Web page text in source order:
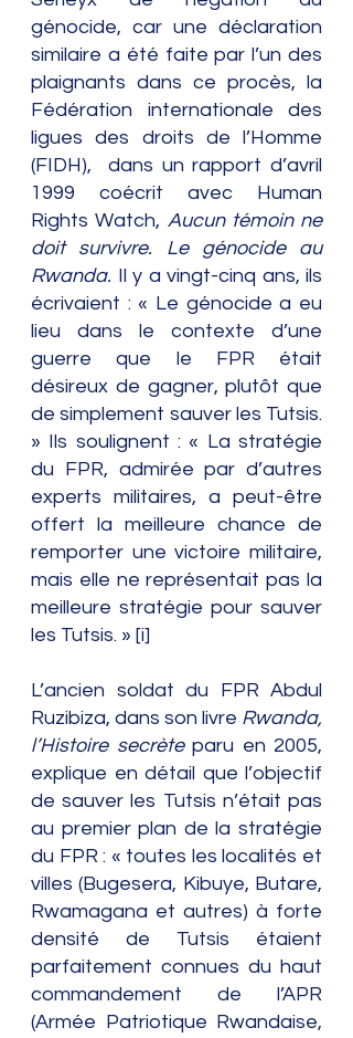
génocide, car une déclaration
similaire a été faite par l’un des
plaignants dans ce procès, la
Fédération internationale des
ligues des droits de l’Homme
(FIDH),  dans un rapport d’avril
1999 coécrit avec Human
Rights Watch, Aucun témoin ne
doit survivre. Le génocide au
Rwanda. Il y a vingt-cinq ans, ils
écrivaient : « Le génocide a eu
lieu dans le contexte d’une
guerre que le FPR était
désireux de gagner, plutôt que
de simplement sauver les Tutsis.
» Ils soulignent : « La stratégie
du FPR, admirée par d’autres
experts militaires, a peut-être
offert la meilleure chance de
remporter une victoire militaire,
mais elle ne représentait pas la
meilleure stratégie pour sauver
les Tutsis. » [i]
L’ancien soldat du FPR Abdul
Ruzibiza, dans son livre Rwanda,
l’Histoire secrète paru en 2005,
explique en détail que l’objectif
de sauver les Tutsis n’était pas
au premier plan de la stratégie
du FPR : « toutes les localités et
villes (Bugesera, Kibuye, Butare,
Rwamagana et autres) à forte
densité de Tutsis étaient
parfaitement connues du haut
(Armée Patriotique Rwandaise,